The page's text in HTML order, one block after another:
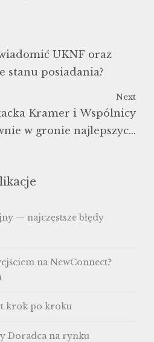
UKNF oraz
stanu posiadania?
Next
Kramer i Wspólnicy
w gronie najlepszych
— najczęstsze błędy
na NewConnect?
krok po kroku
Doradca na rynku